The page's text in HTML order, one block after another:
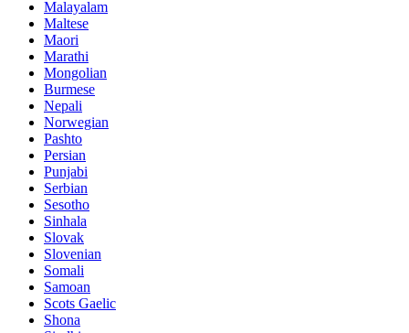
Malayalam
Maltese
Maori
Marathi
Mongolian
Burmese
Nepali
Norwegian
Pashto
Persian
Punjabi
Serbian
Sesotho
Sinhala
Slovak
Slovenian
Somali
Samoan
Scots Gaelic
Shona